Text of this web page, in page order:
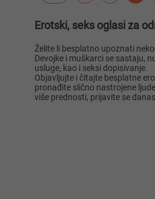
Erotski, seks oglasi za
Želite li besplatno upoznati
Devojke i muškarci se sastaju,
usluge, kao i seksi dopisivanje.
Objavljujte i čitajte besplatne
pronađite slično nastrojene
više prednosti, prijavite se